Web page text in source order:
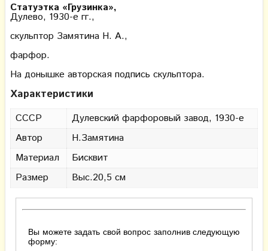
Статуэтка «Грузинка»,
Дулево, 1930-е гг.,
скульптор Замятина Н. А.,
фарфор.
На донышке авторская подпись скульптора.
Характеристики
СССР
Дулевский фарфоровый завод, 1930-е
Автор
Н.Замятина
Материал
Бисквит
Размер
Выс.20,5 см
Вы можете задать свой вопрос заполнив следующую
форму: